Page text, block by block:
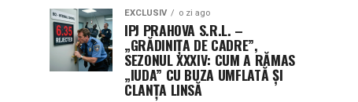
EXCLUSIV o zi ago
IPJ PRAHOVA S.R.L. –
„GRĂDINIȚA DE CADRE”,
SEZONUL XXXIV: CUM A RĂMAS
„IUDA” CU BUZA UMFLATĂ ȘI
CLANȚA LINSĂ